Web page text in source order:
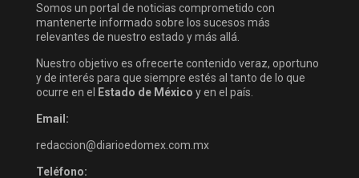
Somos un portal de noticias comprometido con
mantenerte informado sobre los sucesos más
relevantes de nuestro estado y más allá.
Nuestro objetivo es ofrecerte contenido veraz, oportuno
y de interés para que siempre estés al tanto de lo que
ocurre en el
Estado de México y en el país.
Email:
redaccion@diarioedomex.com.mx
Teléfono: